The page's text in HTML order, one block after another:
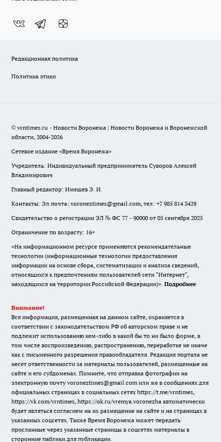
Редакционная политика
Политика этики
© vrntimes.ru - Новости Воронежа | Новости Воронежа и Воронежской
области, 2004-2026
Сетевое издание «Время Воронежа»
Учредитель: Индивидуальный предприниматель Суворов Алексей
Владимирович
Главный редактор: Имешев Э. И.
Контакты: Эл.почта: voroneztimes@gmail.com, тел: +7 985 814 3429
Свидетельство о регистрации ЭЛ № ФС 77 - 90000 от 05 сентября 2025
Ограничение по возрасту: 16+
«На информационном ресурсе применяются рекомендательные
технологии (информационные технологии предоставления
информации на основе сбора, систематизации и анализа сведений,
относящихся к предпочтениям пользователей сети "Интернет",
находящихся на территории Российской Федерации)». Подробнее
Внимание!
Вся информация, размещенная на данном сайте, охраняется в
соответствии с законодательством РФ об авторском праве и не
подлежит использованию кем-либо в какой бы то ни было форме, в
том числе воспроизведению, распространению, переработке не иначе
как с письменного разрешения правообладателя. Редакция портала не
несет ответственности за материалы пользователей, размещенные на
сайте и его субдоменах. Помните, что отправка фотографии на
электронную почту voroneztimes@gmail.com или же в сообщениях для
официальных страницах в социальных сетях https://t.me/vrntimes,
https://vk.com/vrntimes, https://ok.ru/vremya.voronezha автоматически
будет являться согласием на их размещение на сайте и на страницах в
указанных соцсетях. Также Время Воронежа может передать
присланные через указанные страницы в соцсетях материалы в
сторонние паблики для публикации.